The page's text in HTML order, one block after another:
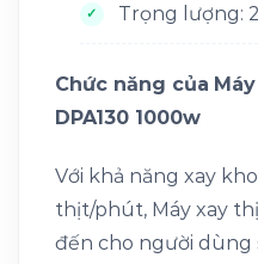
Trọng lượng:
Chức năng của
DPA130 1000w
Với khả năng xay
thịt/phút, Máy xay
đến cho người dùng